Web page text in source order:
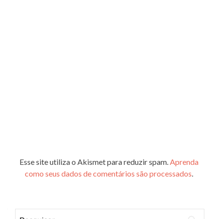
Esse site utiliza o Akismet para reduzir spam. Aprenda
como seus dados de comentários são processados